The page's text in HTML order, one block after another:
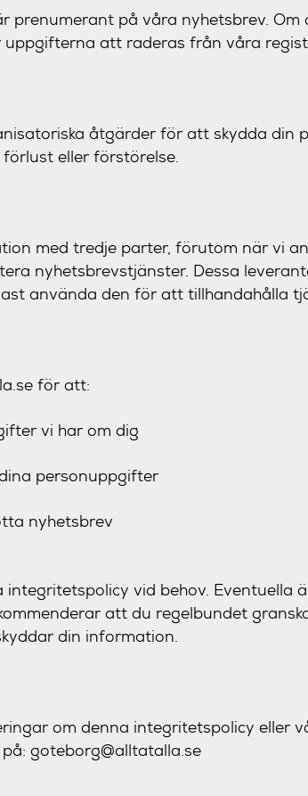
prenumerant på våra nyhetsbrev. Om
att raderas från våra
åtgärder för att skydda din
eller förstörelse.
med tredje parter, förutom när vi
nyhetsbrevstjänster. Dessa
använda den för att tillhandahålla
för att:
vi har om dig
personuppgifter
nyhetsbrev
vid behov. Eventuella
att du regelbundet
din information.
om denna integritetspolicy eller
goteborg@alltatalla.se